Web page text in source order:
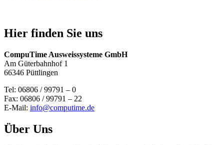
Hier finden Sie uns
CompuTime Ausweissysteme GmbH
Am Güterbahnhof 1
66346 Püttlingen
Tel: 06806 / 99791 – 0
Fax: 06806 / 99791 – 22
E-Mail: info@computime.de
Über Uns